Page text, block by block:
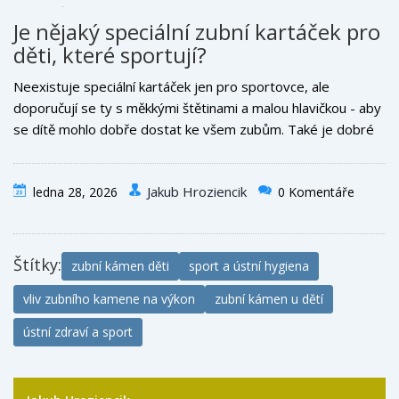
měly průměrně o 12-15 % horší výsledky v testech
koncentrace. Po odstranění kameně se výsledky zlepšily
během 3-5 týdnů.
Je nějaký speciální zubní kartáček pro
děti, které sportují?
Neexistuje speciální kartáček jen pro sportovce, ale
doporučují se ty s měkkými štětinami a malou hlavičkou - aby
se dítě mohlo dobře dostat ke všem zubům. Také je dobré
ledna 28, 2026 Jakub Hroziencik 0 Komentáře
Štítky: zubní kámen děti
sport a ústní hygiena
vliv zubního kamene na výkon
zubní kámen u dětí
ústní zdraví a sport